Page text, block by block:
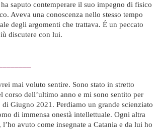
saputo contemperare il suo impegno di fisico
Aveva una conoscenza nello stesso tempo
degli argomenti che trattava. É un peccato
discutere con lui.
mai voluto sentire. Sono stato in stretto
corso dell’ultimo anno e mi sono sentito per
Giugno 2021. Perdiamo un grande scienziato
di immensa onestà intellettuale. Ogni altra
avuto come insegnate a Catania e da lui ho